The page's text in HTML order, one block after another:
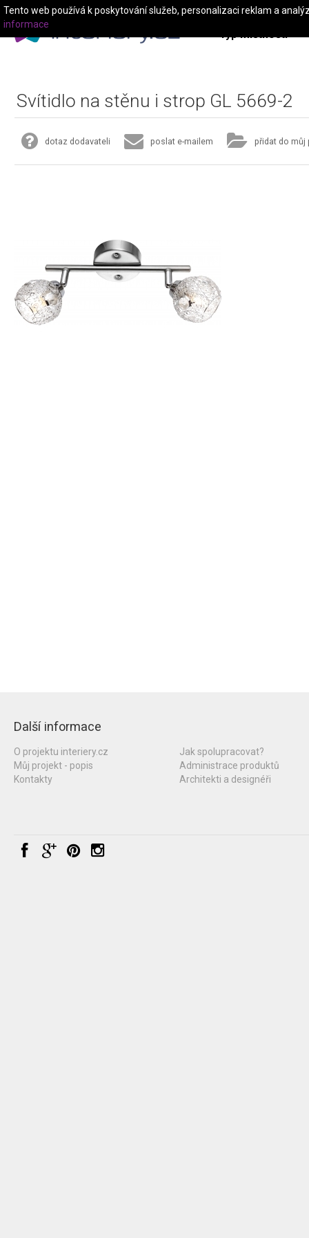
Typ místnosti
Svítidlo na stěnu i strop GL 5669-2
dotaz dodavateli poslat e-mailem přidat do můj
Další informace
O projektu interiery.cz
Můj projekt - popis
Kontakty
Jak spolupracovat?
Administrace produktů
Architekti a designéři
Tento web používá k poskytování služeb, personalizaci reklam a
informace